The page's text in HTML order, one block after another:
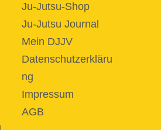
Ju-Jutsu-Shop
Ju-Jutsu Journal
Mein DJJV
Datenschutzerkläru
ng
Impressum
AGB